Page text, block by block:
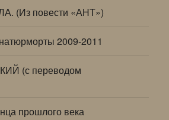
(Из повести «АНТ»)
2009-2011
(с переводом
прошлого века